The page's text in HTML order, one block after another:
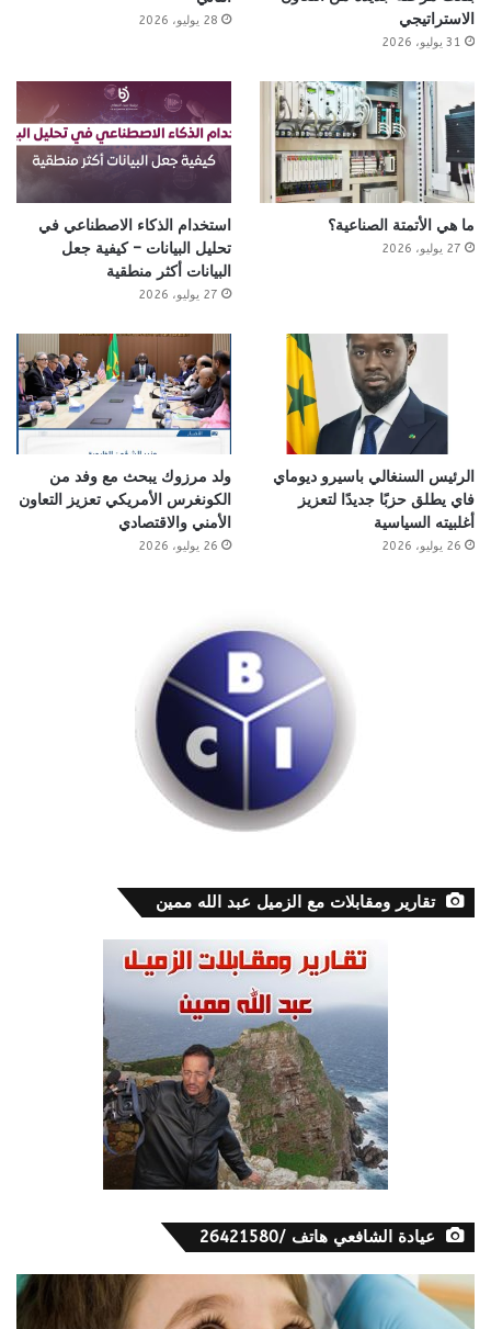
الاستراتيجي
31 يوليو، 2026
28 يوليو، 2026
ما هي الأتمتة الصناعية؟
27 يوليو، 2026
استخدام الذكاء الاصطناعي في
تحليل البيانات – كيفية جعل
البيانات أكثر منطقية
27 يوليو، 2026
الرئيس السنغالي باسيرو ديوماي
فاي يطلق حزبًا جديدًا لتعزيز
أغلبيته السياسية
26 يوليو، 2026
ولد مرزوك يبحث مع وفد من
الكونغرس الأمريكي تعزيز التعاون
الأمني والاقتصادي
26 يوليو، 2026
تقارير ومقابلات مع الزميل عبد الله ممين
عيادة الشافعي هاتف /26421580